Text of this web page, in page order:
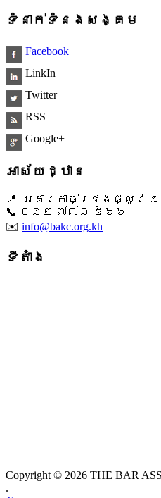
ទំនាក់ទំនងសង្គម
Facebook
LinkIn
Twitter
RSS
Google+
អាស័យដ្ឋាន
📍 អគារកាច់ជ្រុងផ្លូវ
📞 ​០១២ ៧៧១ ៥៦៦
✉️ info@bakc.org.kh
ទីតាំង
Copyright © 2026 THE BAR
.